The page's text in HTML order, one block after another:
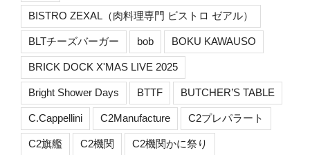
BISTRO ZEXAL（肉料理専門 ビストロ ゼアル）
BLTチーズバーガー bob BOKU KAWAUSO
BRICK DOCK X'MAS LIVE 2025
Bright Shower Days BTTF BUTCHER’S TABLE
C.Cappellini C2Manufacture C2プレパラート
C2旗艦 C2機関 C2機関かに祭り